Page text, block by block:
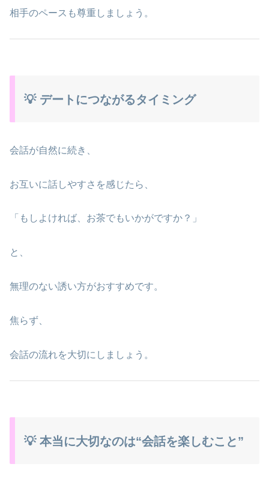
相手のペースも尊重しましょう。
💡 デートにつながるタイミング
会話が自然に続き、
お互いに話しやすさを感じたら、
「もしよければ、お茶でもいかがですか？」
と、
無理のない誘い方がおすすめです。
焦らず、
会話の流れを大切にしましょう。
💡 本当に大切なのは“会話を楽しむこと”